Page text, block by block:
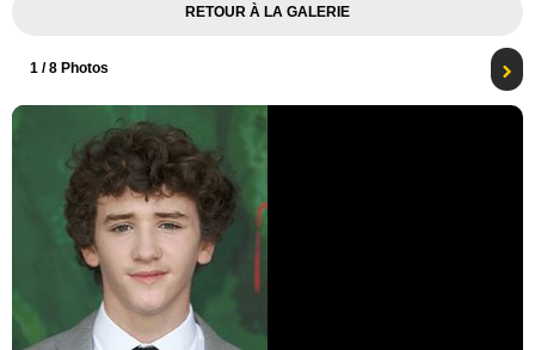
RETOUR À LA GALERIE
1 / 8 Photos